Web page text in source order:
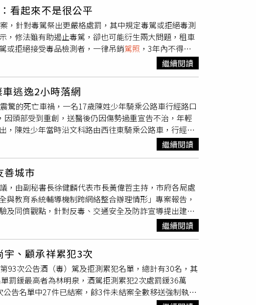
，事故現場車體嚴重扭曲、零件散落一地，宛如災難
場共有5人受困，消防人員利用破壞器材搶救，約13分
姓婦人均傷重失去生命跡象，送醫後仍宣告不治；小貨
駛則受輕傷，均送醫治療，暫無生命危險。消防人員破
合法駕照，並無無照駕駛情形，但因年逾70歲，不排除
酒精、毒品反應或其他生理因素。由於事故地點屬下
速、路況及駕駛操作等因素，以釐清真正肇事原因。另
肇事車衝進對向車道，引發連環撞擊，驚悚畫面至今
看起來不是很公平
，針對毒駕祭出更嚴格處罰，其中規定毒駕或拒絕毒測
，修法雖有助遏止毒駕，卻也可能衍生兩大問題，租車
或拒絕接受毒品檢測者，一律吊銷駕照 ，3年內不得重
屬於何人，均將依法沒入。若毒駕造成他人重傷或死
向確實大快人心，也有助於提升毒駕嚇阻效果，但他特
恐怕會衍生新的爭議。他指出，第一個問題在於租車
毒駕前科，如果承租人租車後吸毒駕駛遭查獲，車輛
不公平。此外，林智群也提出另一項疑慮，若車輛遭竊
。他認為，車主原本就是竊盜案件的被害人，若最後
重毒駕處罰符合社會期待，也有助於維護交通安全，但
足夠周延，仍有待後續實務運作與主管機關進一步檢
繼續閱讀
逃逸2小時落網
驚的死亡車禍，一名17歲陳姓少年騎乘公路車行經路口
頭部受到重創，送醫後仍因傷勢過重宣告不治，年輕
，陳姓少年當時沿文科路由西往東騎乘公路車，行經事
故現場血跡斑斑，不僅道路留下大量撞擊痕跡，附近民
肇事駕駛並未停車查看傷者狀況，也沒有立即報警協助
，冷血行徑引發社會譁然。警方獲報後立即成立專案
比對車籍資料，並調閱周邊道路監視器畫面，一步步
駛到案說明。經酒測後，陳男呼氣酒精濃度為每公升
車情形，加上其駕照已遭吊銷，涉嫌無照駕駛，相關違
逃逸及相關公共危險等罪嫌移送雲林地檢署偵辦，後
駕駛人一旦發生交通事故，不論事故大小，都應立即
刑法》第185條之4規定，若因交通事故致人重傷或死亡
責任而付出更沉重的法律代價。這起悲劇也再次提醒
避免憾事再次發生。
繼續閱讀
善城市
，由副秘書長徐健麟代表市長黃偉哲主持，市府各局處
教育系統輔導機制跨網絡整合辦理情形」專案報告，
及同儕觀點，針對反毒、交通安全及防詐宣導提出建
的努力。(圖片提供／台南市政府)市長黃偉哲表示，第4
學習、數位應用及公共空間等面向，提出許多具創意與
劃初期即納入青年觀點，讓青年構想逐步轉化為可行
制度已全面上路，駕駛人快篩呈陽性者，除面臨罰鍰
幣18萬元罰鍰並吊銷駕照。毒品不只是個人選擇，更可
年場域及交通安全宣導，提升青年對新興毒品、毒駕
導局處施政納入青年觀點。(圖片提供／台南市政府)
繼續閱讀
、顧承祥累犯3次
93次公告酒（毒）駕及拒測累犯名單，總計有30名，其
罰鍰最高者為林明泉，酒駕拒測累犯2次處罰鍰36萬
告名單中27件已結案，餘3件未結案全數移送強制執